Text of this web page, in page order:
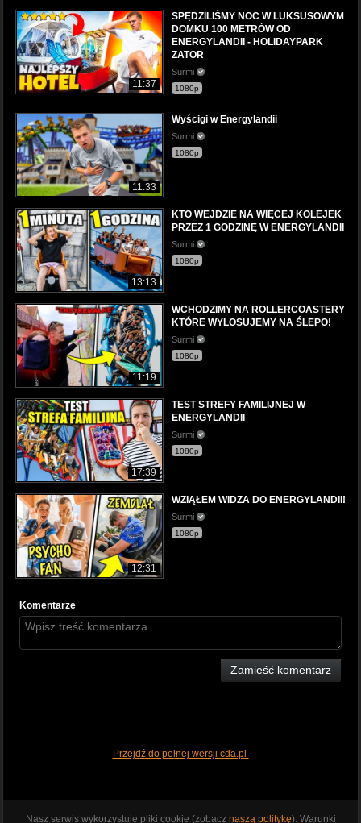
11:37
SPĘDZILIŚMY NOC W LUKSUSOWYM
DOMKU 100 METRÓW OD
ENERGYLANDII - HOLIDAYPARK
ZATOR
Surmi
1080p
11:33
Wyścigi w Energylandii
Surmi
1080p
13:13
KTO WEJDZIE NA WIĘCEJ KOLEJEK
PRZEZ 1 GODZINĘ W ENERGYLANDII
Surmi
1080p
11:19
WCHODZIMY NA ROLLERCOASTERY
KTÓRE WYLOSUJEMY NA ŚLEPO!
Surmi
1080p
17:39
TEST STREFY FAMILIJNEJ W
ENERGYLANDII
Surmi
1080p
12:31
WZIĄŁEM WIDZA DO ENERGYLANDII!
Surmi
1080p
Komentarze
Zamieść komentarz
Przejdź do pełnej wersji cda.pl
Nasz serwis wykorzystuje pliki cookie (zobacz naszą politykę). Warunki